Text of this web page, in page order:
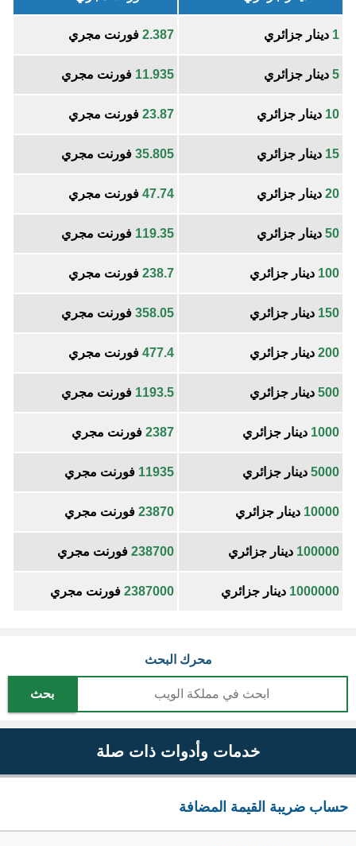
1 دينار جزائري 2.387 فورنت مجري
5 دينار جزائري 11.935 فورنت مجري
10 دينار جزائري 23.87 فورنت مجري
15 دينار جزائري 35.805 فورنت مجري
20 دينار جزائري 47.74 فورنت مجري
50 دينار جزائري 119.35 فورنت مجري
100 دينار جزائري 238.7 فورنت مجري
150 دينار جزائري 358.05 فورنت مجري
200 دينار جزائري 477.4 فورنت مجري
500 دينار جزائري 1193.5 فورنت مجري
1000 دينار جزائري 2387 فورنت مجري
5000 دينار جزائري 11935 فورنت مجري
10000 دينار جزائري 23870 فورنت مجري
100000 دينار جزائري 238700 فورنت مجري
1000000 دينار جزائري 2387000 فورنت مجري
محرك البحث
بحث
خدمات وأدوات ذات صلة
حساب ضريبة القيمة المضافة